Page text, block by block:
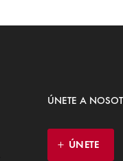
ÚNETE A
ÚNETE